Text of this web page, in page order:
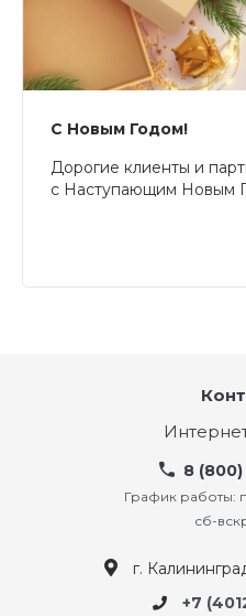
С Новым Годом!
Дорогие клиенты и
с Наступающим Новым
8
График работы:
сб-
г.
+7